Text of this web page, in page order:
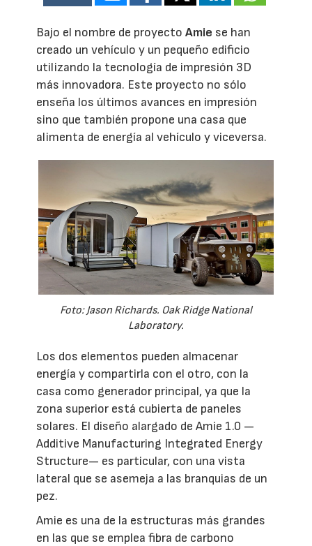
Bajo el nombre de proyectoAmie se han
creado un vehículo y un pequeño edificio
utilizando la tecnología de impresión 3D
más innovadora. Este proyecto no sólo
enseña los últimos avances en impresión
sino que también propone una casa que
alimenta de energía al vehículo y viceversa.
Foto: Jason Richards. Oak Ridge National
Laboratory.
Los dos elementos pueden almacenar
energía y compartirla con el otro, con la
casa como generador principal, ya que la
zona superior está cubierta de paneles
solares. El diseño alargado de Amie 1.0 —
Additive Manufacturing Integrated Energy
Structure— es particular, con una vista
lateral que se asemeja a las branquias de un
pez.
Amie es una de la estructuras más grandes
en las que se emplea fibra de carbono